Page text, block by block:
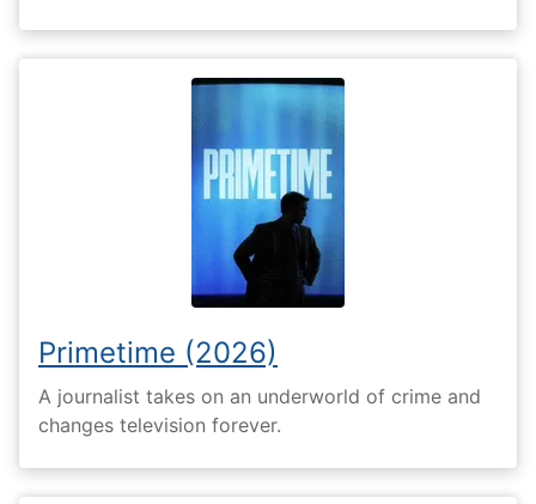
Primetime (2026)
A journalist takes on an underworld of crime and
changes television forever.